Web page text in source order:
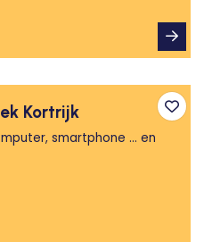
Kortrijk
smartphone ... en